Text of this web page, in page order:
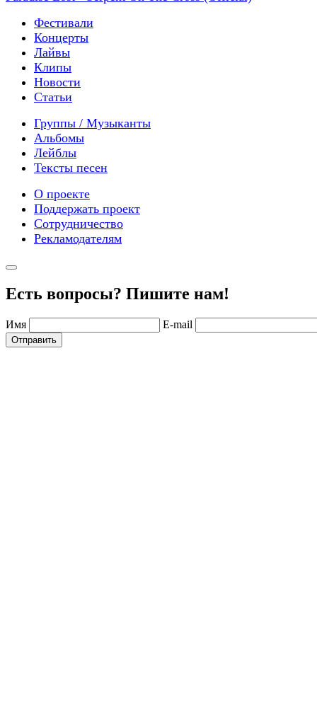
Фестивали
Концерты
Лайвы
Клипы
Новости
Статьи
Группы / Музыканты
Альбомы
Лейблы
Тексты песен
О проекте
Поддержать проект
Сотрудничество
Рекламодателям
Есть вопросы? Пишите нам!
Имя E-mail